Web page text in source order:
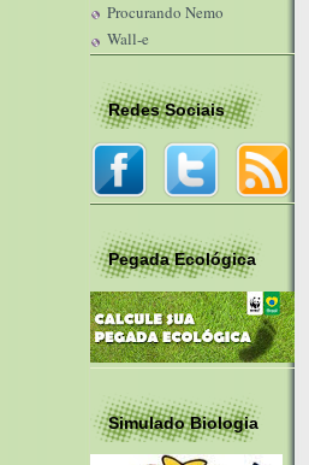
Procurando Nemo
Wall-e
Redes Sociais
Pegada Ecológica
Simulado Biologia